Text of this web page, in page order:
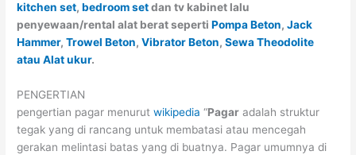
kitchen set,bedroom setdan tv kabinet lalu
penyewaan/rental alat berat sepertiPompa Beton,Jack
Hammer,Trowel Beton,Vibrator Beton,Sewa Theodolite
atau Alat ukur.
PENGERTIAN
pengertian pagar menurutwikipedia “Pagar adalah struktur
tegak yang di rancang untuk membatasi atau mencegah
gerakan melintasi batas yang di buatnya. Pagar umumnya di